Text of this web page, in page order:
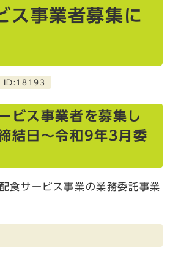
ス事業者募集に
ID:18193
ビス事業者を募集し
結日～令和9年3月委
食サービス事業の業務委託事業